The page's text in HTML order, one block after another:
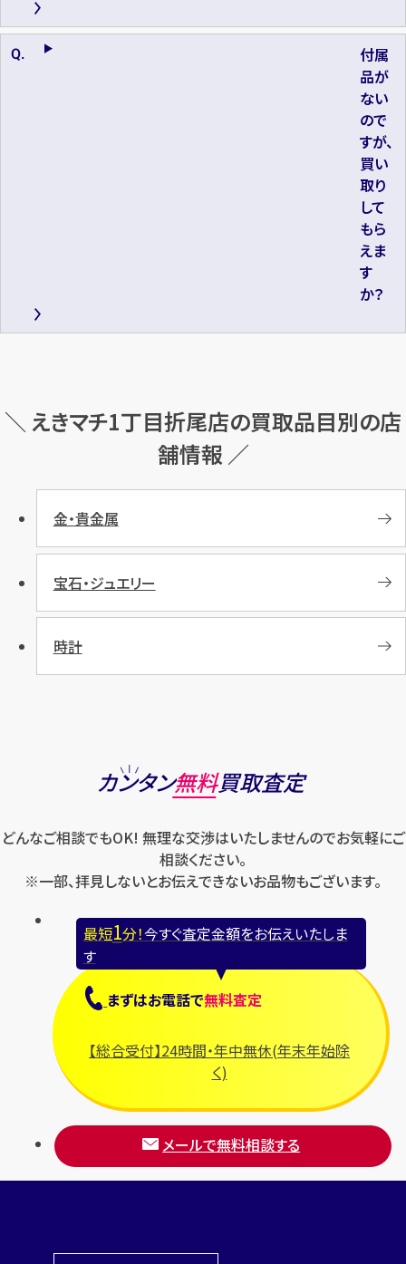
付属
品が
ない
ので
すが、
買い
取り
して
もら
えま
す
か？
＼ えきマチ1丁目折尾店の買取品目別の店
舗情報 ／
金・貴金属
宝石・ジュエリー
時計
カンタン無料買取査定
どんなご相談でもOK! 無理な交渉はいたしませんのでお気軽にご
相談ください。
※一部、拝見しないとお伝えできないお品物もございます。
最短1分！今すぐ査定金額をお伝えいたしま
す
まずはお電話で無料査定
【総合受付】24時間・年中無休(年末年始除
く)
メールで無料相談する